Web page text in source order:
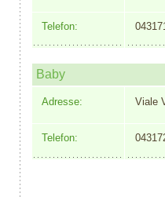
Telefon:
Baby
Adresse: Viale
Telefon: